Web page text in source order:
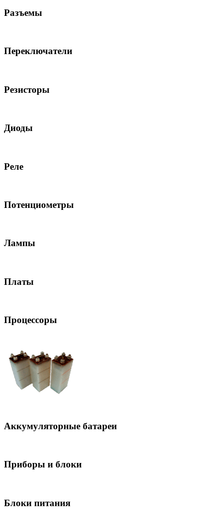
Разъемы
Переключатели
Резисторы
Диоды
Реле
Потенциометры
Лампы
Платы
Процессоры
Аккумуляторные батареи
Приборы и блоки
Блоки питания